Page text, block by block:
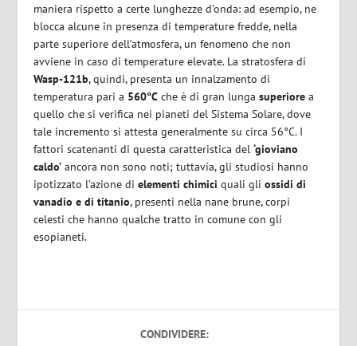
maniera rispetto a certe lunghezze d’onda: ad esempio, ne
blocca alcune in presenza di temperature fredde, nella
parte superiore dell’atmosfera, un fenomeno che non
avviene in caso di temperature elevate. La stratosfera di
Wasp-121b, quindi, presenta un innalzamento di
temperatura pari a 560°C che è di gran lungasuperiore a
quello che si verifica nei pianeti del Sistema Solare, dove
tale incremento si attesta generalmente su circa 56°C. I
fattori scatenanti di questa caratteristica del‘gioviano
caldo’ ancora non sono noti; tuttavia, gli studiosi hanno
ipotizzato l’azione dielementi chimici quali gliossidi di
vanadio e di titanio, presenti nella nane brune, corpi
celesti che hanno qualche tratto in comune con gli
esopianeti.
CONDIVIDERE: